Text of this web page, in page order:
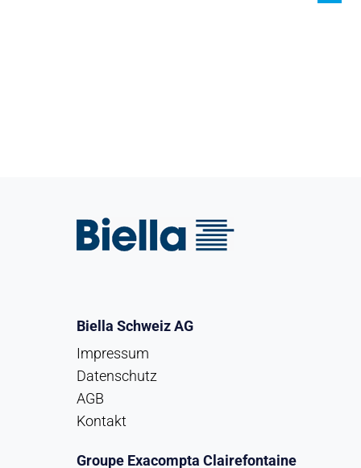
Biella Schweiz AG
Impressum
Datenschutz
AGB
Kontakt
Groupe Exacompta Clairefontaine